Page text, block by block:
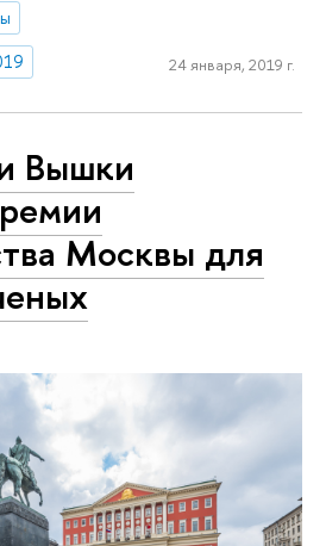
24 января, 2019 г.
Вышки
Москвы для